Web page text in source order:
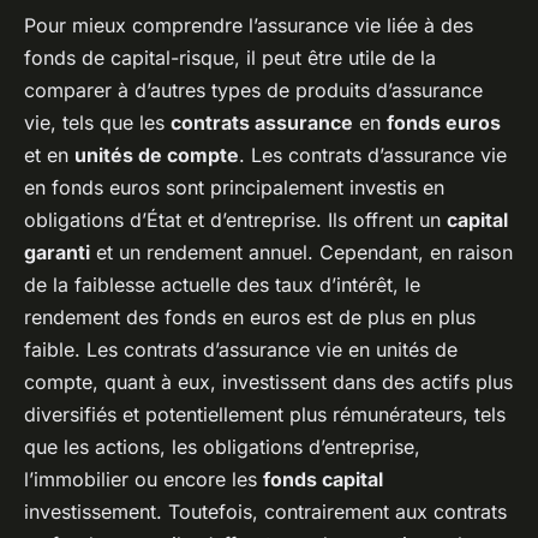
Pour mieux comprendre l’assurance vie liée à des
fonds de capital-risque, il peut être utile de la
comparer à d’autres types de produits d’assurance
vie, tels que les contrats assurance en fonds euros
et en unités de compte. Les contrats d’assurance vie
en fonds euros sont principalement investis en
obligations d’État et d’entreprise. Ils offrent un capital
garanti et un rendement annuel. Cependant, en raison
de la faiblesse actuelle des taux d’intérêt, le
rendement des fonds en euros est de plus en plus
faible. Les contrats d’assurance vie en unités de
compte, quant à eux, investissent dans des actifs plus
diversifiés et potentiellement plus rémunérateurs, tels
que les actions, les obligations d’entreprise,
l’immobilier ou encore les fonds capital
investissement. Toutefois, contrairement aux contrats